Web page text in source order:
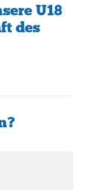
U18
des